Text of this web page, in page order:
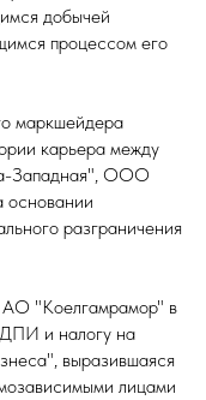
добычей
процессом его
маркшейдера
карьера между
Западная", ООО
основании
разграничения
АО "Коелгамрамор" в
и налогу на
выразившаяся
лицами